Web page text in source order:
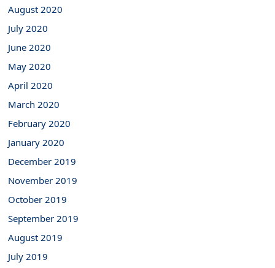
August 2020
July 2020
June 2020
May 2020
April 2020
March 2020
February 2020
January 2020
December 2019
November 2019
October 2019
September 2019
August 2019
July 2019